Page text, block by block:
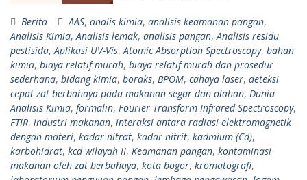
Berita AAS, analis kimia, analisis keamanan pangan,
Analisis Kimia, Analisis lemak, analisis pangan, Analisis residu
pestisida, Aplikasi UV-Vis, Atomic Absorption Spectroscopy, bahan
kimia, biaya relatif murah, biaya relatif murah dan prosedur
sederhana, bidang kimia, boraks, BPOM, cahaya laser, deteksi
cepat zat berbahaya pada makanan segar dan olahan, Dunia
Analisis Kimia, formalin, Fourier Transform Infrared Spectroscopy,
FTIR, industri makanan, interaksi antara radiasi elektromagnetik
dengan materi, kadar nitrat, kadar nitrit, kadmium (Cd),
karbohidrat, kcd wilayah II, Keamanan pangan, kontaminasi
makanan oleh zat berbahaya, kota bogor, kromatografi,